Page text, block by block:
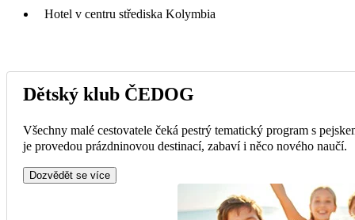
Hotel v centru střediska Kolymbia
Dětský klub ČEDOG
Všechny malé cestovatele čeká pestrý tematický program s
je provedou prázdninovou destinací, zabaví i něco nového naučí.
Dozvědět se více